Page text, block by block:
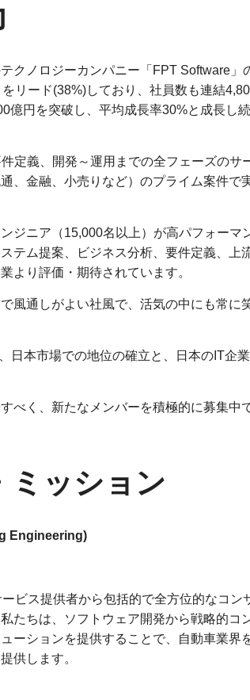
クノロジーカンパニー「FPT Software」
リード(38%)しており、社員数も連結
億円を突破し、平均成長率30%と成長し
定義、開発～運用までの全フェーズのサ
、金融、小売りなど）のプライム案件で
ジニア（15,000名以上）が高パフォーマ
テム提案、ビジネス分析、要件定義、上
より評価・期待されています。
風通しがよい社風で、活気の中にも常に
日本市場での地位の確立と、日本のIT企
べく、新たなメンバーを積極的に募集中
ミッション
Engineering)
ビス提供者から包括的で全方位的なコン
たちは、ソフトウェア開発から戦略的コ
ーションを提供することで、自動車業界
供します。